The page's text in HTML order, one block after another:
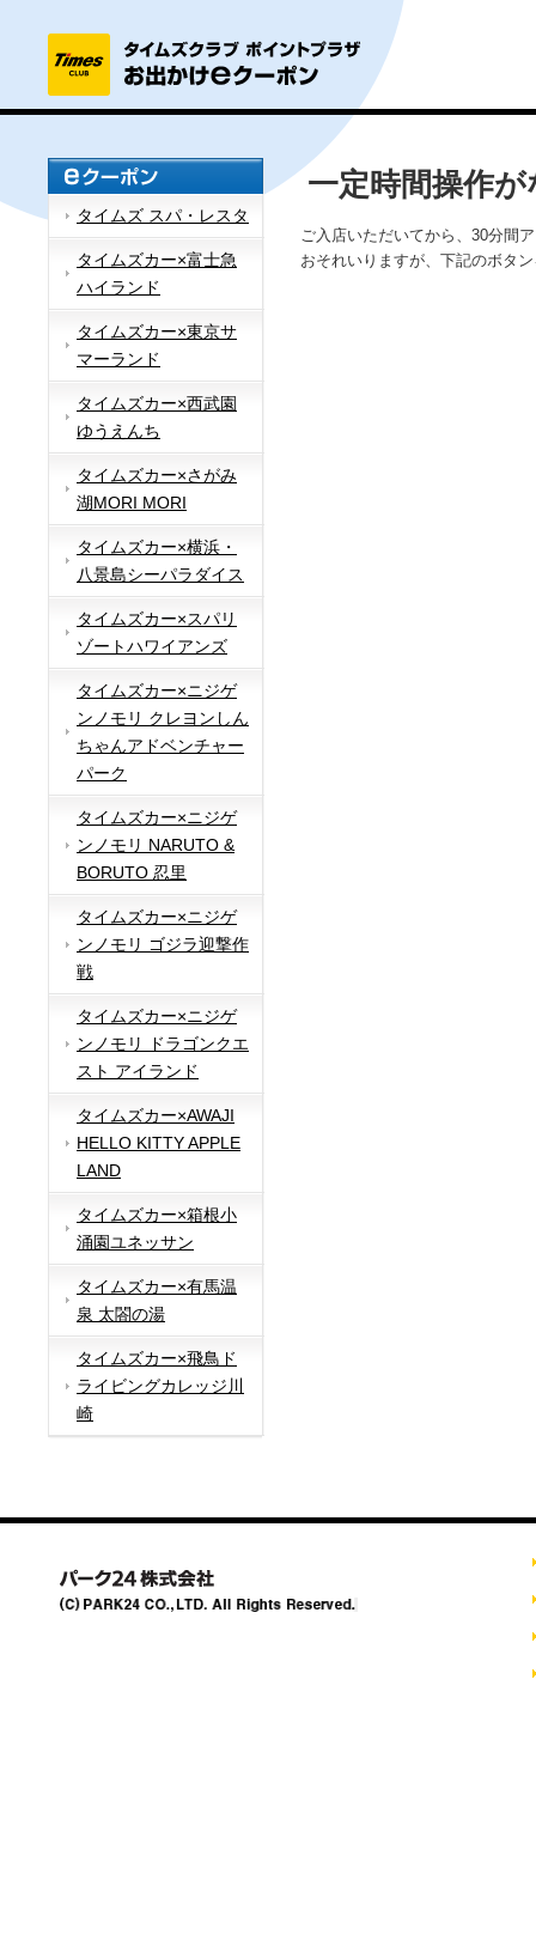
タイムズ スパ・レスタ
タイムズカー×富士急
ハイランド
タイムズカー×東京サ
マーランド
タイムズカー×西武園
ゆうえんち
タイムズカー×さがみ
湖MORI MORI
タイムズカー×横浜・
八景島シーパラダイス
タイムズカー×スパリ
ゾートハワイアンズ
タイムズカー×ニジゲ
ンノモリ クレヨンしん
ちゃんアドベンチャー
パーク
タイムズカー×ニジゲ
ンノモリ NARUTO &
BORUTO 忍里
タイムズカー×ニジゲ
ンノモリ ゴジラ迎撃作
戦
タイムズカー×ニジゲ
ンノモリ ドラゴンクエ
スト アイランド
タイムズカー×AWAJI
HELLO KITTY APPLE
LAND
タイムズカー×箱根小
涌園ユネッサン
タイムズカー×有馬温
泉 太閤の湯
タイムズカー×飛鳥ド
ライビングカレッジ川
崎
一定時間操作
ご入店いただいてから、30分間
おそれいりますが、下記のボタ